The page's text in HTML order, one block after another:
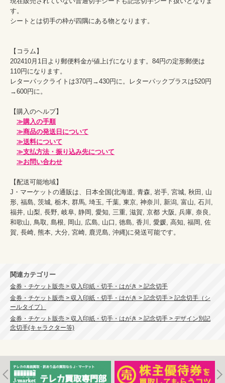
す。
シートとは切手の枠が四隅にある物となります。
【コラム】
202410月1日より郵便料金が値上げになります。84円の定形郵便は
110円になります。
レターパックライトは370円→430円に。レターパックプラスは520円
→600円に。
【購入のヘルプ】
≫購入の手順
≫商品の発送日について
≫送料について
≫支払方法・振り込み先について
≫お問い合わせ
【配送可能地域】
J・マーケットの通販は、日本全国(北海道, 青森, 岩手, 宮城, 秋田, 山
形, 福島, 茨城, 栃木, 群馬, 埼玉, 千葉, 東京, 神奈川, 新潟, 富山, 石川,
福井, 山梨, 長野, 岐阜, 静岡, 愛知, 三重, 滋賀, 京都 大阪, 兵庫, 奈良,
和歌山, 鳥取, 島根, 岡山, 広島, 山口, 徳島, 香川, 愛媛, 高知, 福岡, 佐
賀, 長崎, 熊本, 大分, 宮崎, 鹿児島, 沖縄)に発送可能です。
関連カテゴリー
金券・チケット販売 > 収入印紙・切手・はがき > 記念切手
金券・チケット販売 > 収入印紙・切手・はがき > 記念切手 > 記念切手（シ
ールタイプ）
金券・チケット販売 > 収入印紙・切手・はがき > 記念切手 > デザイン別記
念切手(キャラクター等)